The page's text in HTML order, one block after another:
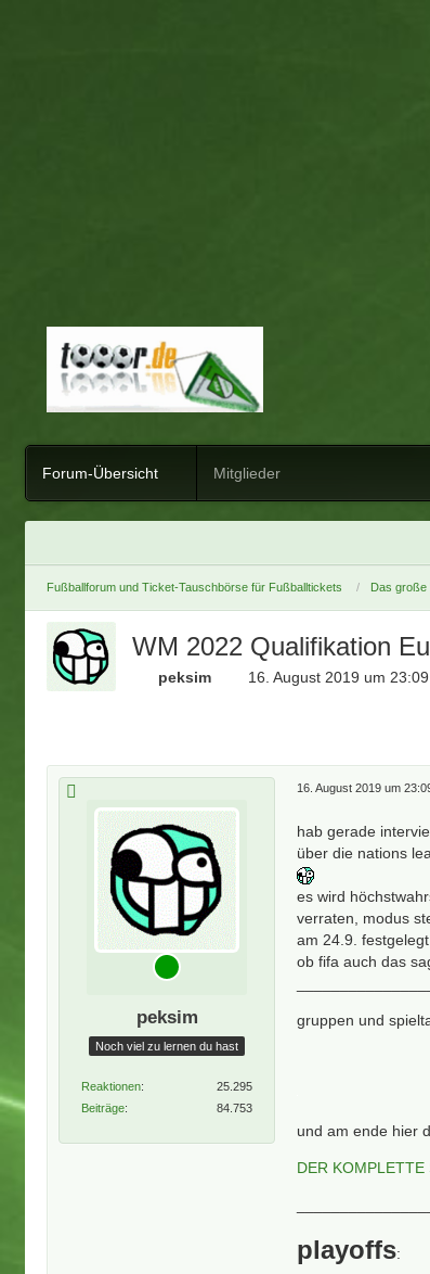
Forum-Übersicht Mitglieder
Fußballforum und Ticket-Tauschbörse für Fußballtickets Das große
WM 2022 Qualifikation
peksim 16. August 2019 um 23:09
peksim
Noch viel zu lernen du hast
Reaktionen
25.295
Beiträge
84.753
16. August 2019 um
hab gerade
über die nations
es wird
verraten, modus
am 24.9.
ob fifa auch das
gruppen und
und am ende hier
DER KOMPLETTE
playoffs: